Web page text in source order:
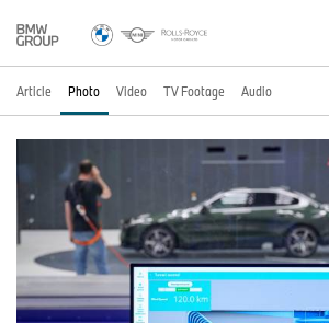
Article Photo Video TV Footage Audio